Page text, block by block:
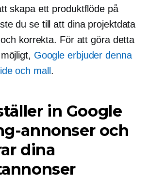
skapa ett produktflöde på
du se till att dina projektdata
korrekta. För att göra detta
Google erbjuder denna
och mall .
in Google
annonser och
dina